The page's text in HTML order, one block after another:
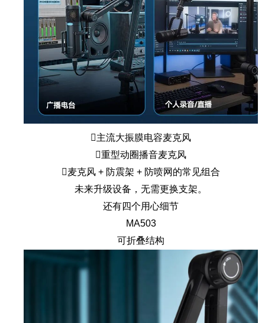
主流大振膜电容麦克风
重型动圈播音麦克风
麦克风 + 防震架 + 防喷网的常见组合
未来升级设备，无需更换支架。
还有四个用心细节
MA503
可折叠结构